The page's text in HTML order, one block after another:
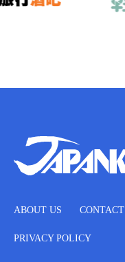
ABOUT US CONTACT
PRIVACY POLICY